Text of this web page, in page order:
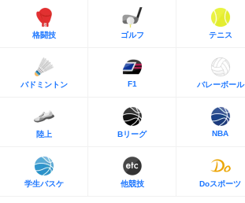
格闘技 ゴルフ テニス
バドミントン F1 バレーボール
陸上 Bリーグ NBA
学生バスケ 他競技 Doスポーツ